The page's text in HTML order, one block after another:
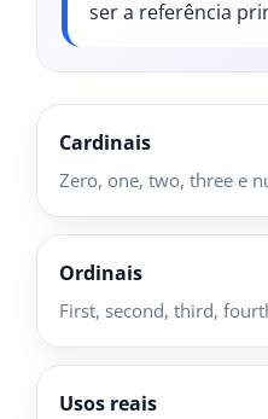
ser a referência
Cardinais
Zero, one, two, three e
Ordinais
First, second, third,
Usos reais